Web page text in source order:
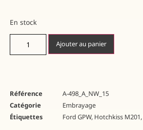
En stock
Ajouter au panier
Référence
A-498_A_NW_15
Catégorie
Embrayage
Étiquettes
Ford GPW, Hotchkiss M201,